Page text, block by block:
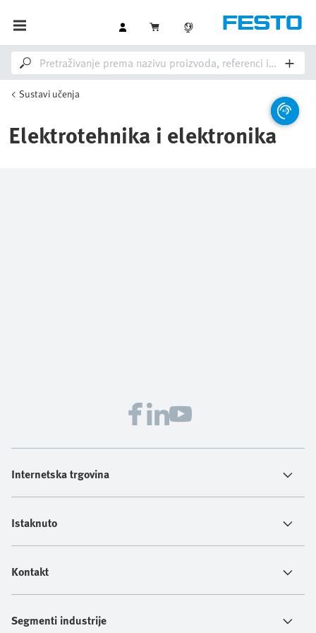
Sustavi učenja
Elektrotehnika i elektronika
Internetska trgovina
Istaknuto
Kontakt
Segmenti industrije